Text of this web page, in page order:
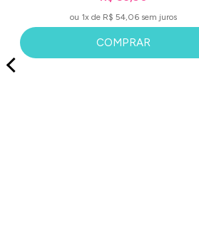
ou 1x de R$ 54,06 sem juros
COMPRAR